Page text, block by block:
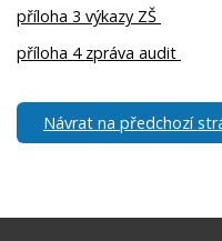
příloha 3 výkazy ZŠ
příloha 4 zpráva audit
Návrat na předchozí